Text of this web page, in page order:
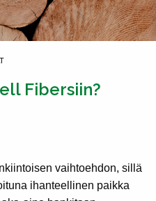
Fibersiin?
vaihtoehdon, sillä
ihanteellinen paikka